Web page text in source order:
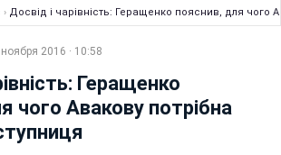
› Досвід і чарівність: Геращенко пояснив, для чого
2016 · 10:58
Геращенко
чого Авакову потрібна